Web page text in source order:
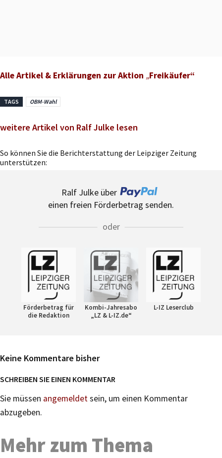
Alle Artikel & Erklärungen zur Aktion „Freikäufer“
TAGS OBM-Wahl
weitere Artikel von Ralf Julke lesen
So können Sie die Berichterstattung der Leipziger Zeitung
unterstützen:
Ralf Julke über
einen freien Förderbetrag senden.
oder
Förderbetrag für
die Redaktion
Kombi-Jahresabo
„LZ & L-IZ.de“
L-IZ Leserclub
Keine Kommentare bisher
SCHREIBEN SIE EINEN KOMMENTAR
Sie müssen angemeldetsein, um einen Kommentar
abzugeben.
Mehr zum Thema